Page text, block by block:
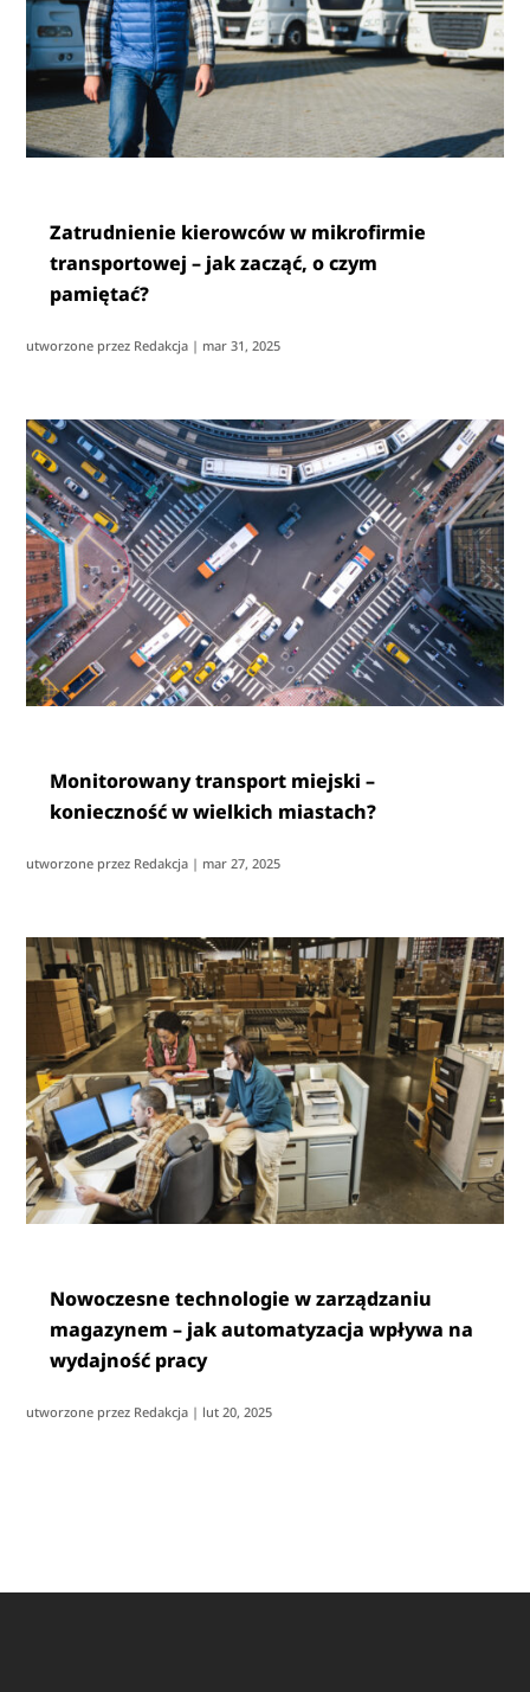
Zatrudnienie kierowców w mikrofirmie
transportowej – jak zacząć, o czym
pamiętać?
utworzone przez Redakcja | mar 31, 2025
Monitorowany transport miejski –
konieczność w wielkich miastach?
utworzone przez Redakcja | mar 27, 2025
Nowoczesne technologie w zarządzaniu
magazynem – jak automatyzacja wpływa na
wydajność pracy
utworzone przez Redakcja | lut 20, 2025